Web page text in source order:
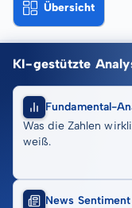
Übersicht
KI-gestützte
Fundamental-
Was die Zahlen
weiß.
News Sentiment